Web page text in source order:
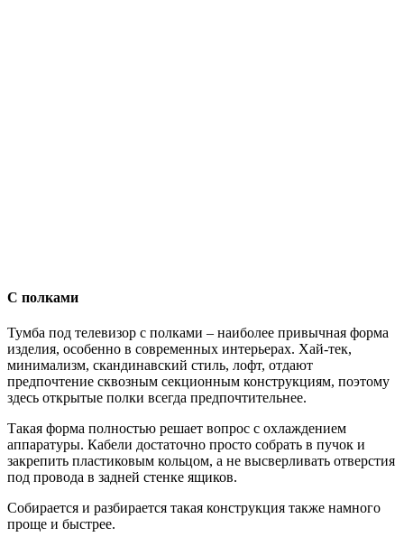
С полками
Тумба под телевизор с полками – наиболее привычная форма
изделия, особенно в современных интерьерах. Хай-тек,
минимализм, скандинавский стиль, лофт, отдают
предпочтение сквозным секционным конструкциям, поэтому
здесь открытые полки всегда предпочтительнее.
Такая форма полностью решает вопрос с охлаждением
аппаратуры. Кабели достаточно просто собрать в пучок и
закрепить пластиковым кольцом, а не высверливать отверстия
под провода в задней стенке ящиков.
Собирается и разбирается такая конструкция также намного
проще и быстрее.